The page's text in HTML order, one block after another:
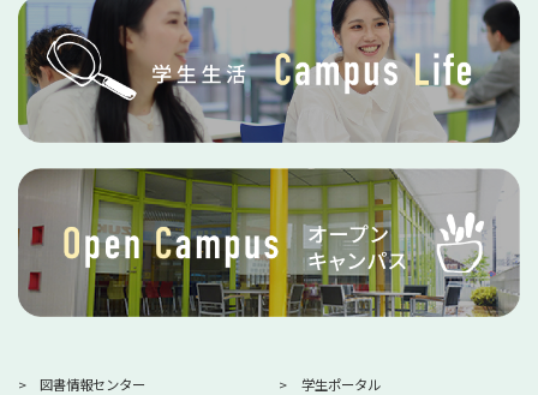
図書情報センター
学生ポータル